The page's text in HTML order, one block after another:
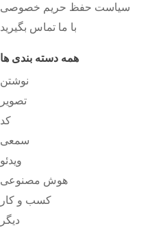
سیاست حفظ حریم خصوصی
با ما تماس بگیرید
همه دسته بندی ها
نوشتن
تصویر
کد
سمعی
ویدئو
هوش مصنوعی
کسب و کار
دیگر